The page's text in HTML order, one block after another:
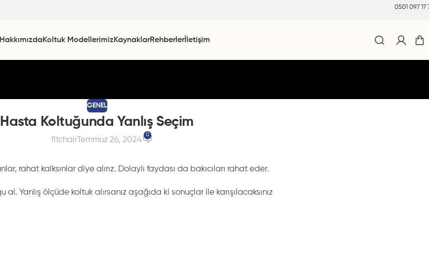
0501 097 17
Hakkımızda Koltuk Modellerimiz KaynaklarRehberlerİletişim
GENEL
Hasta Koltuğunda Yanlış Seçim
fitchair Temmuz 26, 2024
0
rahat kalksınlar diye alırız. Dolaylı faydası da bakıcıları rahat eder.
Yanlış ölçüde koltuk alırsanız aşağıda ki sonuçlar ile karışılacaksınız